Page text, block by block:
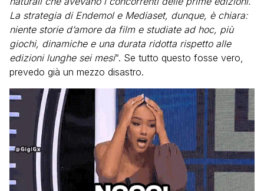
La strategia di Endemol e Mediaset, dunque, è chiara:
niente storie d’amore da film e studiate ad hoc, più
giochi, dinamiche e una durata ridotta rispetto alle
edizioni lunghe sei mesi“. Se tutto questo fosse vero,
prevedo già un mezzo disastro.